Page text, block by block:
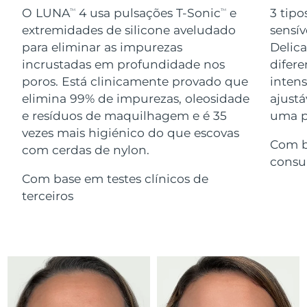
O LUNATM 4 usa pulsações T-SonicTM
e
extremidades de silicone aveludado
para eliminar as impurezas
incrustadas em profundidade nos
poros. Está clinicamente provado que
elimina 99% de impurezas, oleosidade
e resíduos de maquilhagem e é 35
vezes mais higiénico do que escovas
com cerdas de nylon.
Com base em testes clínicos de
terceiros
3
uma
Com
Advanced pore care essentials
For healthy hair
issa™ Teeth Whitening Gel
18% PAP
Cosméticos Homens
Comprar todos
FOREO APP
Israel Entrega prevista 8/13/26
Itália Entrega prevista 8/9/26
Japão Entrega prevista 8/12/26
Jersey
8/11/26
Kuwait
Líbano Entrega prevista8/10/26
Lituânia Entrega prevista8/9/26